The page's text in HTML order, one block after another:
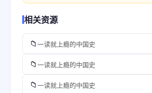
相关资源
📁 一读就上瘾的中国史
📁 一读就上瘾的中国史
📁 一读就上瘾的中国史